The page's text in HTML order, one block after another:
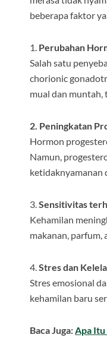
beberapa faktor
1. Perubahan
Salah satu
chorionic
mual dan muntah,
2. Peningkatan
Hormon
Namun,
ketidaknyamanan
3.Sensitivitas
Kehamilan
makanan, parfum,
4.Stres dan
Stres emosional
kehamilan baru
Baca Juga:Apa Itu